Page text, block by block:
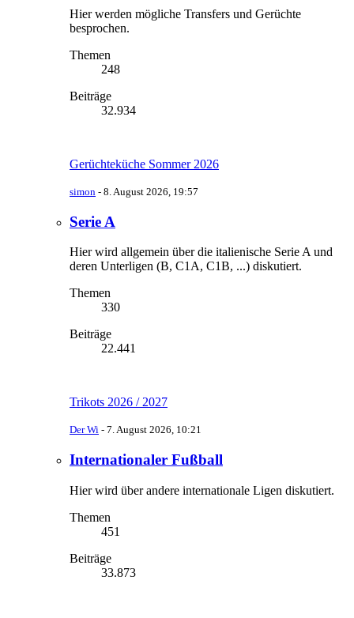
Hier werden mögliche Transfers und Gerüchte
besprochen.
Themen
248
Beiträge
32.934
Gerüchteküche Sommer 2026
simon - 8. August 2026, 19:57
Serie A
Hier wird allgemein über die italienische Serie A und
deren Unterligen (B, C1A, C1B, ...) diskutiert.
Themen
330
Beiträge
22.441
Trikots 2026 / 2027
Der Wi - 7. August 2026, 10:21
Internationaler Fußball
Hier wird über andere internationale Ligen diskutiert.
Themen
451
Beiträge
33.873